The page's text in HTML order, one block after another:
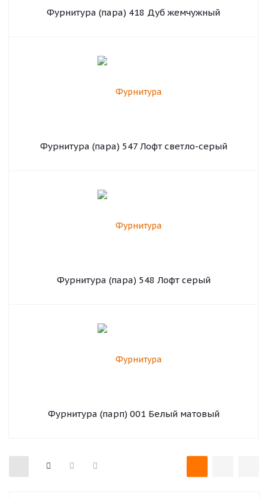
Фурнитура (пара) 418 Дуб жемчужный
Фурнитура (пара) 547 Лофт светло-серый
Фурнитура (пара) 548 Лофт серый
Фурнитура (парп) 001 Белый матовый